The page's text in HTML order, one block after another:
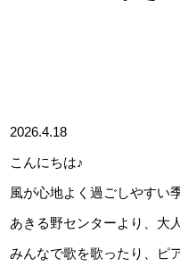
2026.4.18
こんにちは♪
風が心地よく過ごしやすい
あきる野センターより、大
みんなで歌を歌ったり、ピ